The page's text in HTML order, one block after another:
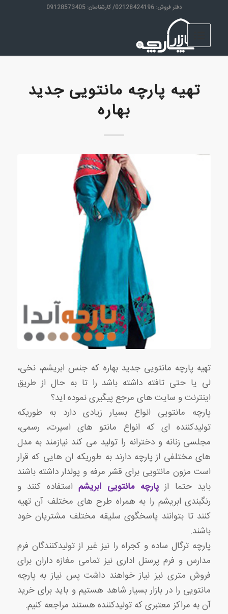
دفتر فروش: 02128424196/ کارشناسان: 09128573405
تهیه پارچه مانتویی جدید
بهاره
تهیه پارچه مانتویی جدید بهاره که جنس ابریشم، نخی،
لی یا حتی تافته داشته باشد را تا به حال از طریق
اینترنت و سایت های مرجع پیگیری نموده اید؟
پارچه مانتویی انواع بسیار زیادی دارد به طوریکه
تولیدکننده ای که انواع مانتو های اسپرت، رسمی،
مجلسی زنانه و دخترانه را تولید می کند نیازمند به مدل
های مختلفی از پارچه دارند به طوریکه ان هایی که قرار
است مزون مانتویی برای قشر مرفه و پولدار داشته باشند
باید حتما از پارچه مانتویی ابریشماستفاده کنند و
رنگبندی ابریشم را به همراه طرح های مختلف آن تهیه
کنند تا بتوانند پاسخگوی سلیقه مختلف مشتریان خود
باشند.
پارچه ترگال ساده و کجراه را نیز غیر از تولیدکنندگان فرم
مدارس و فرم پرسنل اداری نیز تمامی مغازه داران برای
فروش متری نیز نیاز خواهند داشت پس نیاز به پارچه
مانتویی را در بازار بسیار شاهد هستیم و باید برای خرید
آن به مراکز معتبری که تولیدکننده هستند مراجعه کنیم.